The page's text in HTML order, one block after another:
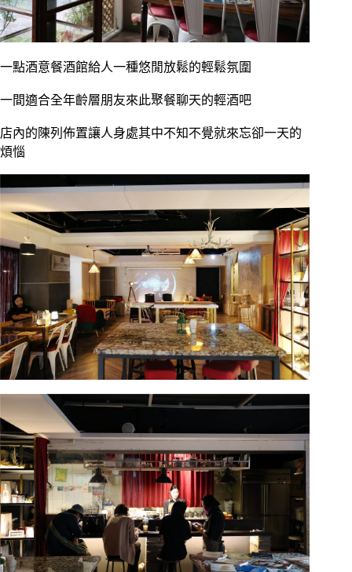
一點酒意餐酒館給人一種悠閒放鬆的輕鬆氛圍
一間適合全年齡層朋友來此聚餐聊天的輕酒吧
店內的陳列佈置讓人身處其中不知不覺就來忘卻一天的
煩惱